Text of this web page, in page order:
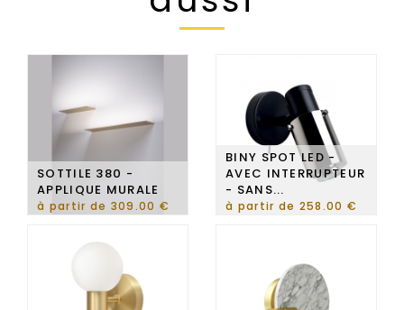
SOTTILE 380 -
APPLIQUE MURALE
à partir de 309.00 €
BINY SPOT LED -
AVEC INTERRUPTEUR
- SANS...
à partir de 258.00 €